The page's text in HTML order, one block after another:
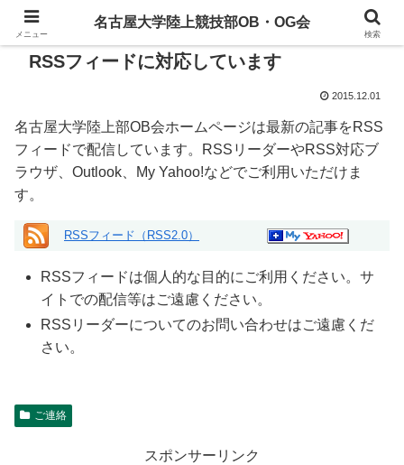
RSSフィードに対応しています
2015.12.01
名古屋大学陸上部OB会ホームページは最新の記事をRSS
フィードで配信しています。RSSリーダーやRSS対応ブ
ラウザ、Outlook、My Yahoo!などでご利用いただけま
す。
RSSフィード（RSS2.0）
RSSフィードは個人的な目的にご利用ください。サ
イトでの配信等はご遠慮ください。
RSSリーダーについてのお問い合わせはご遠慮くだ
さい。
ご連絡
スポンサーリンク
メニュー
名古屋大学陸上競技部OB・OG会
検索